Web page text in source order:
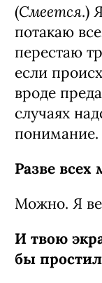
(Смеется.)
потакаю
перестаю
если
вроде
случаях
Разве
Можно. Я
И твою
бы